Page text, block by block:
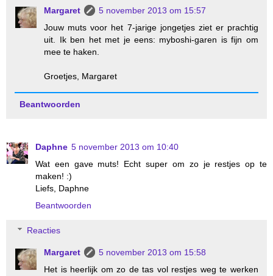
Margaret
5 november 2013 om 15:57
Jouw muts voor het 7-jarige jongetjes ziet er prachtig
uit. Ik ben het met je eens: myboshi-garen is fijn om
mee te haken.
Groetjes, Margaret
Beantwoorden
Daphne 5 november 2013 om 10:40
Wat een gave muts! Echt super om zo je restjes op te
maken! :)
Liefs, Daphne
Beantwoorden
Reacties
Margaret
5 november 2013 om 15:58
Het is heerlijk om zo de tas vol restjes weg te werken